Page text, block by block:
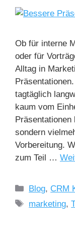
Ob für interne
oder für
Alltag in
tagtäglich
kaum vom
sondern
Vorbereitung.
zum Teil …
Blog, CRM
marketing,